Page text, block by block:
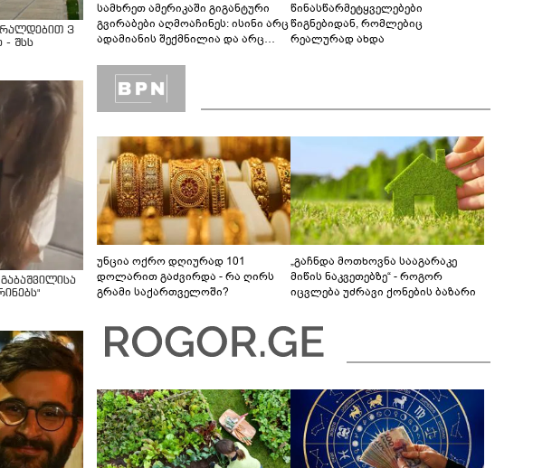
3
- შსს
სამხრეთ ამერიკაში გიგანტური
გვირაბები აღმოაჩინეს: ისინი არც
ადამიანის შექმნილია და არც
ლაბირინთები?
წინასწარმეტყველებები
წიგნებიდან, რომლებიც
რეალურად ახდა
უნცია ოქრო დღიურად 101
დოლარით გაძვირდა - რა ღირს
გრამი საქართველოში?
„გაჩნდა მოთხოვნა სააგარაკე
მიწის ნაკვეთებზე“ - როგორ
იცვლება უძრავი ქონების ბაზარი